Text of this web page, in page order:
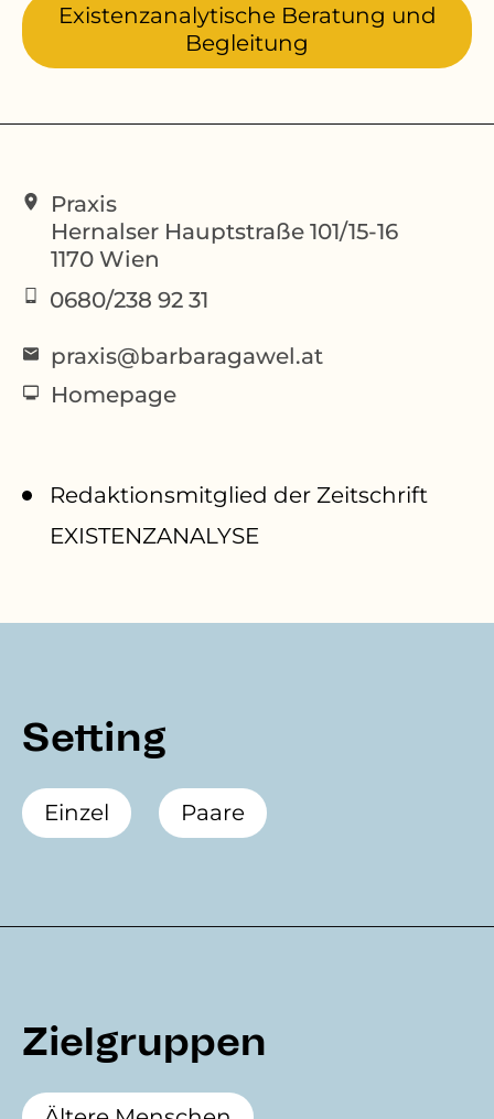
Existenzanalytische Beratung und
Begleitung
Praxis
Hernalser Hauptstraße 101/15-16
1170 Wien
0680/238 92 31
praxis@barbaragawel.at
Homepage
Redaktionsmitglied der Zeitschrift
EXISTENZANALYSE
Setting
Einzel Paare
Zielgruppen